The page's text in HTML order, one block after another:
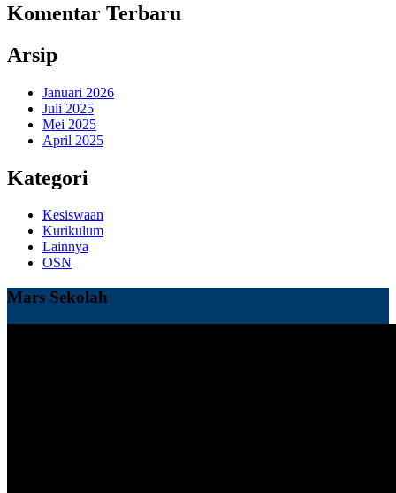
Komentar Terbaru
Arsip
Januari 2026
Juli 2025
Mei 2025
April 2025
Kategori
Kesiswaan
Kurikulum
Lainnya
OSN
Mars Sekolah